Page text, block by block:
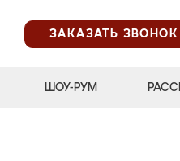
ЗАКАЗАТЬ ЗВОНОК
ШОУ-РУМ